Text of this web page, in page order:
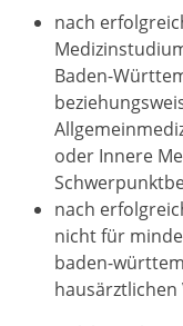
nach
Baden-
oder Innere
nach
nicht für
baden-